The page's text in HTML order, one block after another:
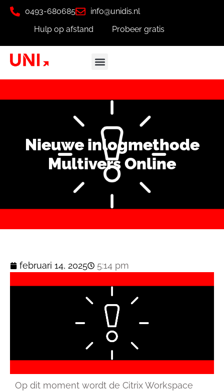
0493-680685
info@unidis.nl
Hulp op afstand
Probeer gratis
Nieuwe inlogmethode
Multivers Online
februari 14, 2025 5:14 pm
Op dit moment wordt de Citrix Workspace